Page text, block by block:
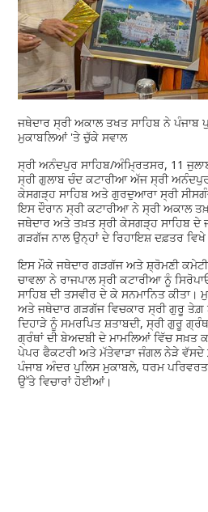
ਜਥੇਦਾਰ ਸ੍ਰੀ ਅਕਾਲ ਤਖਤ ਸਾਹਿਬ ਨੇ ਪੰਜਾਬ
ਮੁਕਾਬਲਿਆਂ 'ਤੇ ਚੁੱਕੇ ਸਵਾਲ
ਸ੍ਰੀ ਅਨੰਦਪੁਰ ਸਾਹਿਬ/ਅੰਮ੍ਰਿਤਸਰ, 11
ਸ੍ਰੀ ਗੁਲਾਬ ਚੰਦ ਕਟਾਰੀਆ ਅੱਜ ਸ੍ਰੀ
ਕੇਸਗੜ੍ਹ ਸਾਹਿਬ ਅਤੇ ਗੁਰਦੁਆਰਾ ਸ੍ਰੀ
ਇਸ ਦੌਰਾਨ ਸ੍ਰੀ ਕਟਾਰੀਆ ਨੇ ਸ੍ਰੀ ਅਕਾਲ
ਜਥੇਦਾਰ ਅਤੇ ਤਖ਼ਤ ਸ੍ਰੀ ਕੇਸਗੜ੍ਹ ਸਾਹਿਬ ਦੇ
ਗੜਗੱਜ ਨਾਲ ਉਨ੍ਹਾਂ ਦੇ ਰਿਹਾਇਸ਼ ਦਫ਼ਤਰ ਵਿਖੇ
ਇਸ ਮੌਕੇ ਜਥੇਦਾਰ ਗੜਗੱਜ ਅਤੇ ਸ਼੍ਰੋਮਣੀ
ਚਾਵਲਾ ਨੇ ਰਾਜਪਾਲ ਸ੍ਰੀ ਕਟਾਰੀਆ ਨੂੰ
ਸਾਹਿਬ ਦੀ ਤਸਵੀਰ ਦੇ ਕੇ ਸਨਮਾਨਿਤ ਕੀਤਾ।
ਅਤੇ ਜਥੇਦਾਰ ਗੜਗੱਜ ਵਿਚਕਾਰ ਸ੍ਰੀ ਗੁਰੂ ਤੇਗ਼
ਦਿਹਾੜੇ ਨੂੰ ਸਮਰਪਿਤ ਸ਼ਤਾਬਦੀ, ਸ੍ਰੀ ਗੁਰੂ
ਗ੍ਰੰਥਾਂ ਦੀ ਬੇਅਦਬੀ ਦੇ ਮਾਮਲਿਆਂ ਵਿੱਚ ਸਖ਼ਤ
ਪੇਪਰ ਫੈਕਟਰੀ ਅਤੇ ਮੱਤੇਵਾੜਾ ਜੰਗਲ ਨੇੜੇ ਵੱਸਦੇ
ਪੰਜਾਬ ਅੰਦਰ ਪੁਲਿਸ ਮੁਕਾਬਲੇ, ਧਰਮ
ਉੱਤੇ ਵਿਚਾਰਾਂ ਹੋਈਆਂ।